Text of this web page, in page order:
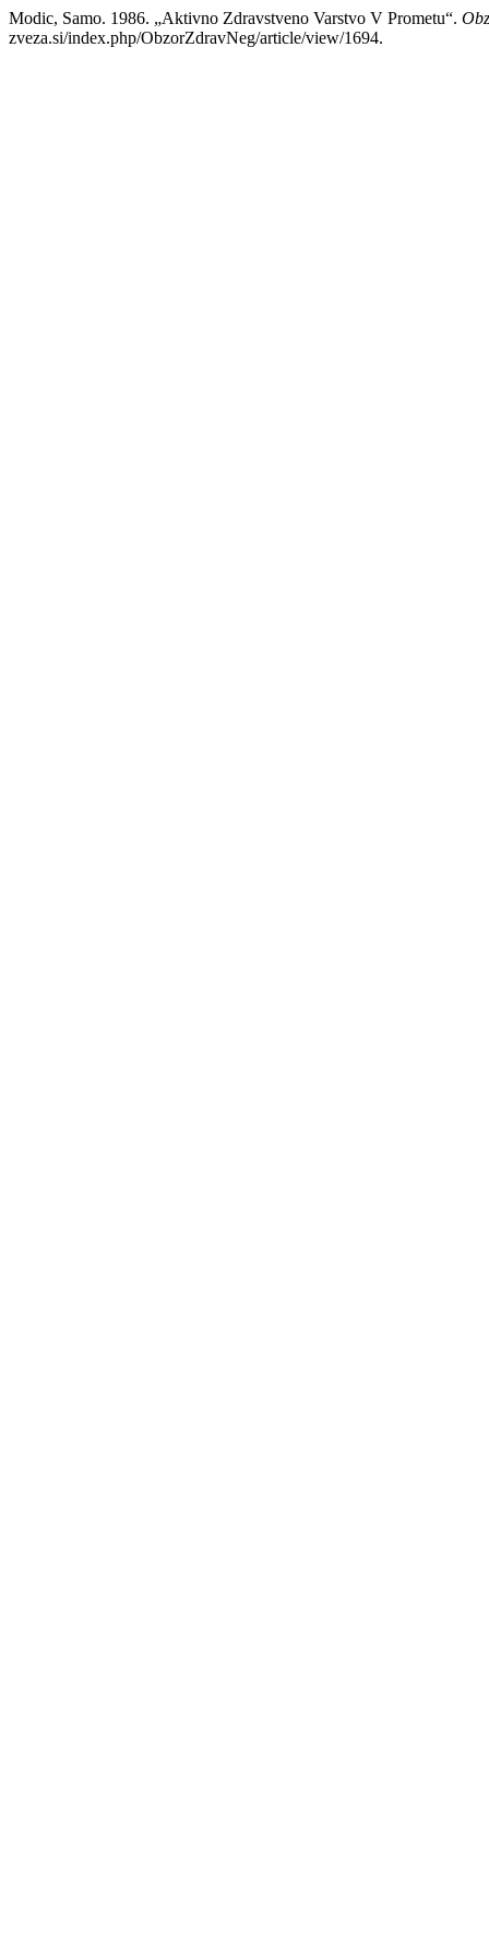
Modic, Samo. 1986. „Aktivno Zdravstveno Varstvo V Prometu“.
zveza.si/index.php/ObzorZdravNeg/article/view/1694.